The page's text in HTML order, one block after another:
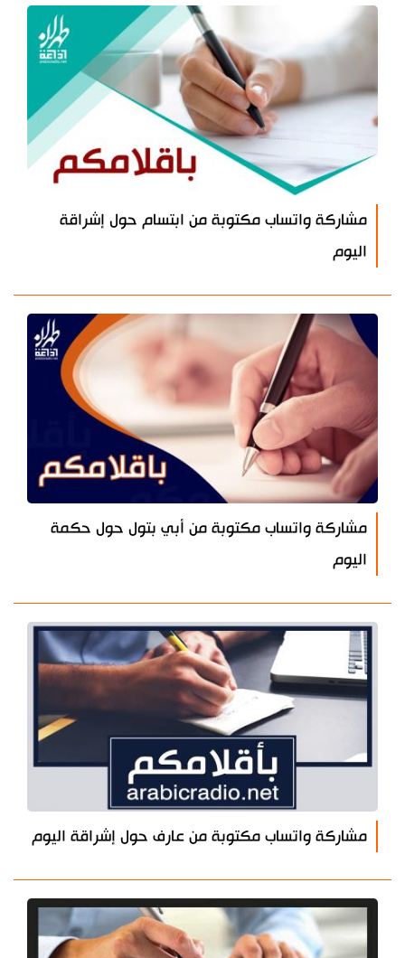
مشاركة واتساب مكتوبة من ابتسام حول إشراقة
اليوم
مشاركة واتساب مكتوبة من أبي بتول حول حكمة
اليوم
مشاركة واتساب مكتوبة من عارف حول إشراقة اليوم